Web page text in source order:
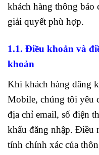
khách hàng thông báo
giải quyết phù hợp.
1.1. Điều khoản và
khoản
Khi khách hàng đăng
Mobile, chúng tôi yêu
địa chỉ email, số điện
khẩu đăng nhập. Điều
tính chính xác của